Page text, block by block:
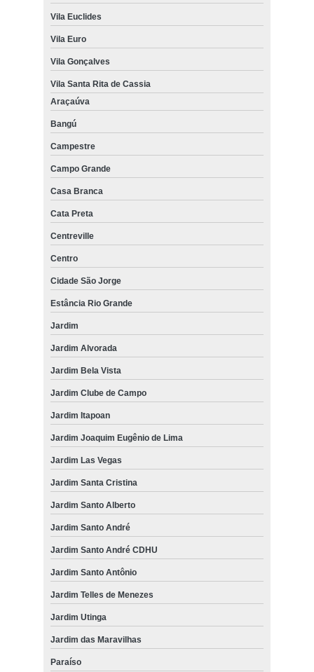
Vila Euclides
Vila Euro
Vila Gonçalves
Vila Santa Rita de Cassia
Araçaúva
Bangú
Campestre
Campo Grande
Casa Branca
Cata Preta
Centreville
Centro
Cidade São Jorge
Estância Rio Grande
Jardim
Jardim Alvorada
Jardim Bela Vista
Jardim Clube de Campo
Jardim Itapoan
Jardim Joaquim Eugênio de Lima
Jardim Las Vegas
Jardim Santa Cristina
Jardim Santo Alberto
Jardim Santo André
Jardim Santo André CDHU
Jardim Santo Antônio
Jardim Telles de Menezes
Jardim Utinga
Jardim das Maravilhas
Paraíso